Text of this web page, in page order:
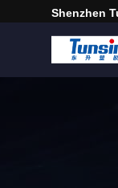
Shenzhen